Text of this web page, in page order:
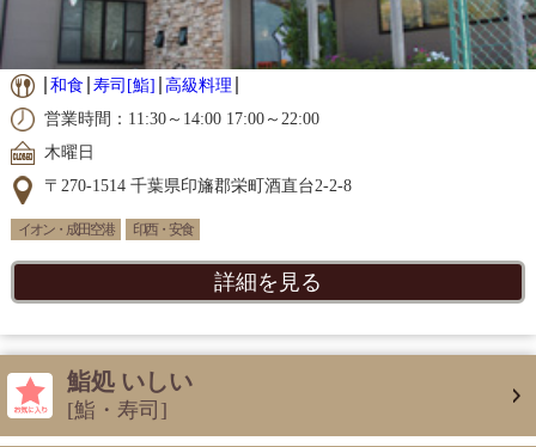
和食 寿司[鮨]
高級料理
営業時間：11:30～14:00 17:00～22:00
木曜日
〒270-1514 千葉県印旛郡栄町酒直台2-2-8
イオン・成田空港 印西・安食
詳細を見る
鮨処 いしい
[鮨・寿司]